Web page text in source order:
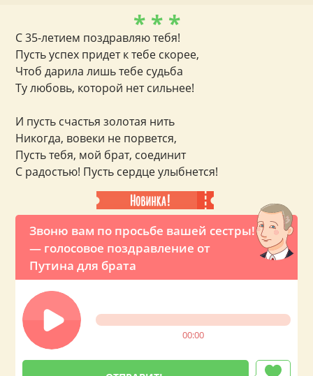
Звоню вам по просьбе вашей сестры!
— голосовое поздравление от
Путина для брата
00:00
* * *
С 35-летием поздравляю тебя!
Пусть успех придет к тебе скорее,
Чтоб дарила лишь тебе судьба
Ту любовь, которой нет сильнее!
И пусть счастья золотая нить
Никогда, вовеки не порвется,
Пусть тебя, мой брат, соединит
С радостью! Пусть сердце улыбнется!